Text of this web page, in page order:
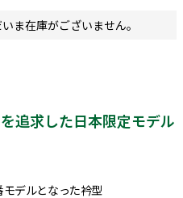
ま在庫がございません。
追求した日本限定モデル
デルとなった衿型